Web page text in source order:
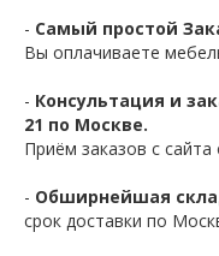
- Самый простой
Вы оплачиваете
- Консультация и
21 по Москве.
Приём заказов с сайта
- Обширнейшая
срок доставки по